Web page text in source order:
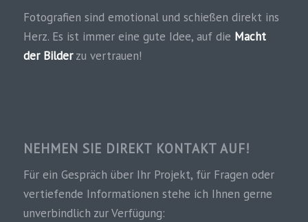
Fotografien sind emotional und schießen direkt ins
Herz. Es ist immer eine gute Idee, auf die Macht
der Bilderzu vertrauen!
NEHMEN SIE DIREKT KONTAKT AUF!
Für ein Gespräch über Ihr Projekt, für Fragen oder
vertiefende Informationen stehe ich Ihnen gerne
unverbindlich zur Verfügung: